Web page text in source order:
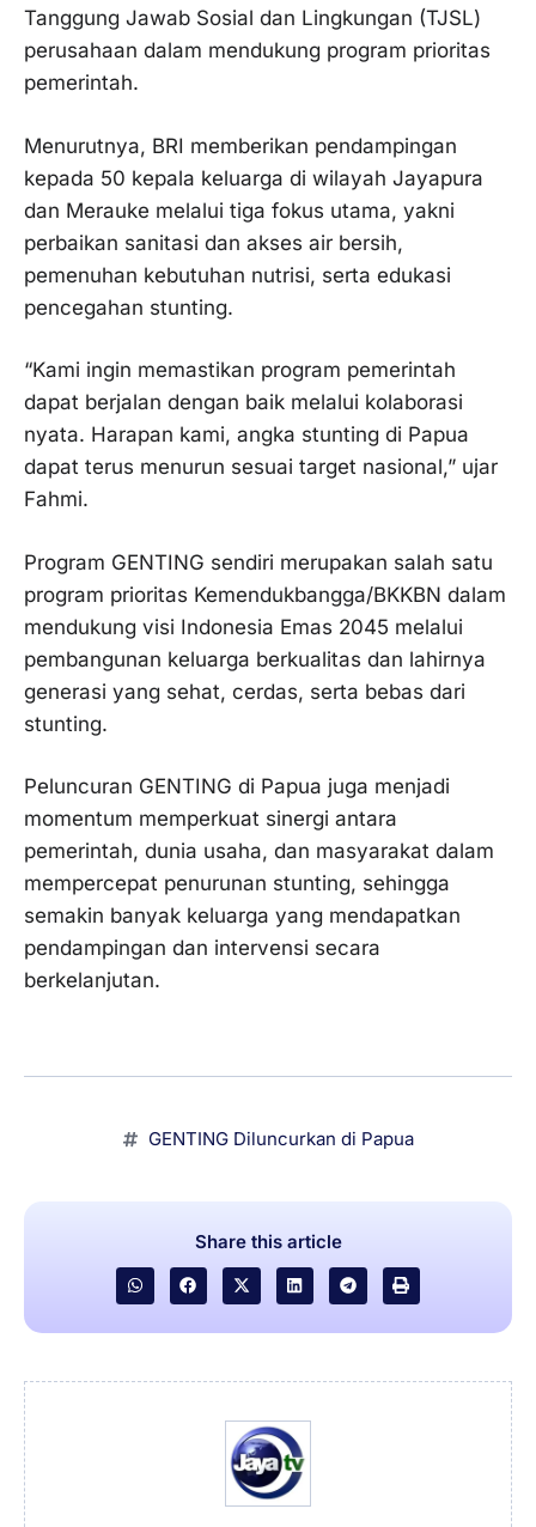
Tanggung Jawab Sosial dan Lingkungan (TJSL)
perusahaan dalam mendukung program prioritas
pemerintah.
Menurutnya, BRI memberikan pendampingan
kepada 50 kepala keluarga di wilayah Jayapura
dan Merauke melalui tiga fokus utama, yakni
perbaikan sanitasi dan akses air bersih,
pemenuhan kebutuhan nutrisi, serta edukasi
pencegahan stunting.
“Kami ingin memastikan program pemerintah
dapat berjalan dengan baik melalui kolaborasi
nyata. Harapan kami, angka stunting di Papua
dapat terus menurun sesuai target nasional,” ujar
Fahmi.
Program GENTING sendiri merupakan salah satu
program prioritas Kemendukbangga/BKKBN dalam
mendukung visi Indonesia Emas 2045 melalui
pembangunan keluarga berkualitas dan lahirnya
generasi yang sehat, cerdas, serta bebas dari
stunting.
Peluncuran GENTING di Papua juga menjadi
momentum memperkuat sinergi antara
pemerintah, dunia usaha, dan masyarakat dalam
mempercepat penurunan stunting, sehingga
semakin banyak keluarga yang mendapatkan
pendampingan dan intervensi secara
berkelanjutan.
GENTING Diluncurkan di Papua
Share this article